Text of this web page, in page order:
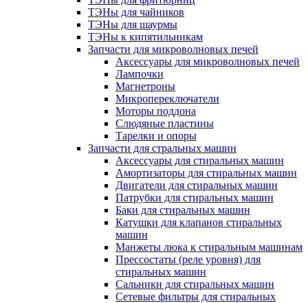
ТЭНы для чайников
ТЭНы для шаурмы
ТЭНы к кипятильникам
Запчасти для микроволновых печей
Аксессуары для микроволновых печей
Лампочки
Магнетроны
Микропереключатели
Моторы поддона
Слюдяные пластины
Тарелки и опоры
Запчасти для стральных машин
Аксессуары для стиральных машин
Амортизаторы для стиральных машин
Двигатели для стиральных машин
Патрубки для стиральных машин
Баки для стиральных машин
Катушки для клапанов стиральных
машин
Манжеты люка к стиральным машинам
Прессостаты (реле уровня) для
стиральных машин
Сальники для стиральных машин
Сетевые фильтры для стиральных